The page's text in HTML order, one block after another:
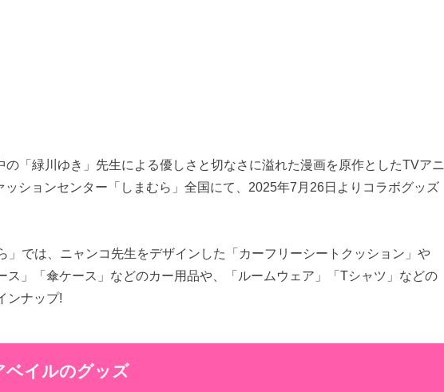
の「緑川ゆき」先生による優しさと切なさに溢れた漫画を原作としたTVアニ
ッションセンター「しまむら」全国にて、2025年7月26日よりコラボグッズ
」では、ニャンコ先生をデザインした「カーフリーシートクッション」や
ス」「傘ケース」などのカー用品や、「ルームウェア」「Tシャツ」などの
ンナップ!
ベイルのグッズ